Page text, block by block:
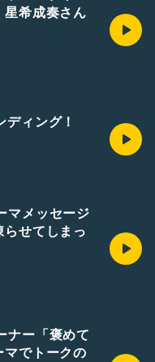
星希成奏さん
ィング！
メッセージ
せてしまっ
ー「褒めて
マでトークの